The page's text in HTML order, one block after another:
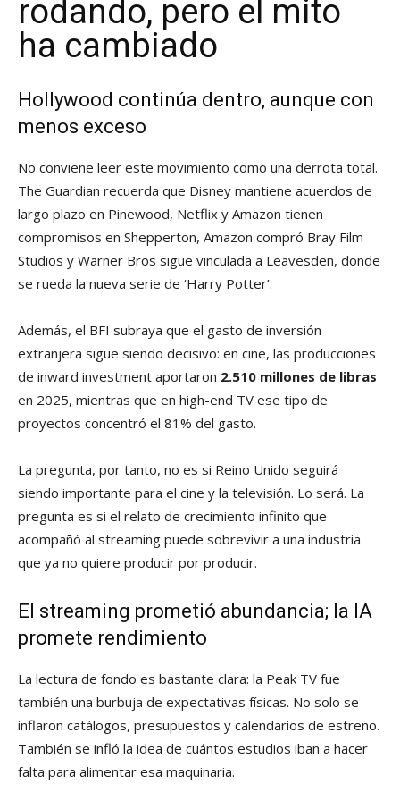
rodando, pero el mito
ha cambiado
Hollywood continúa dentro, aunque con
menos exceso
No conviene leer este movimiento como una derrota total.
The Guardian recuerda que Disney mantiene acuerdos de
largo plazo en Pinewood, Netflix y Amazon tienen
compromisos en Shepperton, Amazon compró Bray Film
Studios y Warner Bros sigue vinculada a Leavesden, donde
se rueda la nueva serie de ‘Harry Potter’.
Además, el BFI subraya que el gasto de inversión
extranjera sigue siendo decisivo: en cine, las producciones
de inward investment aportaron 2.510 millones de libras
en 2025, mientras que en high-end TV ese tipo de
proyectos concentró el 81% del gasto.
La pregunta, por tanto, no es si Reino Unido seguirá
siendo importante para el cine y la televisión. Lo será. La
pregunta es si el relato de crecimiento infinito que
acompañó al streaming puede sobrevivir a una industria
que ya no quiere producir por producir.
El streaming prometió abundancia; la IA
promete rendimiento
La lectura de fondo es bastante clara: la Peak TV fue
también una burbuja de expectativas físicas. No solo se
inflaron catálogos, presupuestos y calendarios de estreno.
También se infló la idea de cuántos estudios iban a hacer
falta para alimentar esa maquinaria.